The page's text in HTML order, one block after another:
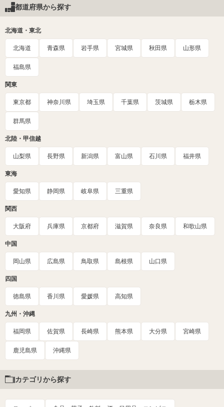
都道府県から探す
北海道・東北
北海道 青森県 岩手県 宮城県 秋田県 山形県
福島県
関東
東京都 神奈川県 埼玉県 千葉県 茨城県 栃木県
群馬県
北陸・甲信越
山梨県 長野県 新潟県 富山県 石川県 福井県
東海
愛知県 静岡県 岐阜県 三重県
関西
大阪府 兵庫県 京都府 滋賀県 奈良県 和歌山県
中国
岡山県 広島県 鳥取県 島根県 山口県
四国
徳島県 香川県 愛媛県 高知県
九州・沖縄
福岡県 佐賀県 長崎県 熊本県 大分県 宮崎県
鹿児島県 沖縄県
カテゴリから探す